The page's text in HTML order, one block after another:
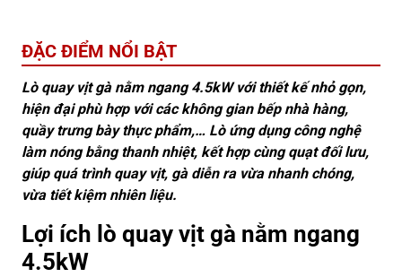
ĐẶC ĐIỂM NỔI BẬT
Lò quay vịt gà nằm ngang 4.5kW với thiết kế nhỏ gọn,
hiện đại phù hợp với các không gian bếp nhà hàng,
quầy trưng bày thực phẩm,… Lò ứng dụng công nghệ
làm nóng bằng thanh nhiệt, kết hợp cùng quạt đối lưu,
giúp quá trình quay vịt, gà diễn ra vừa nhanh chóng,
vừa tiết kiệm nhiên liệu.
Lợi ích lò quay vịt gà nằm ngang
4.5kW